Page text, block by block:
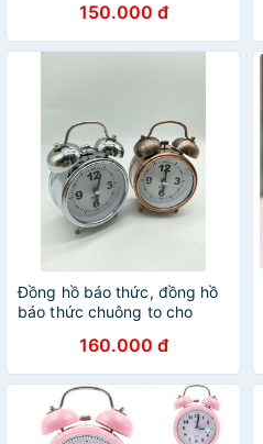
150.000 đ
Đồng hồ báo thức, đồng hồ
báo thức chuông to cho
160.000 đ